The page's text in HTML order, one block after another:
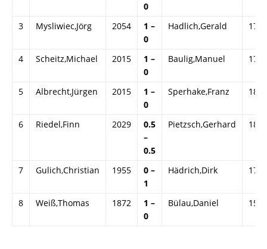
0
3 Mysliwiec,Jörg 2054
1 –
0
Hadlich,Gerald 1794
4 Scheitz,Michael 2015
1 –
0
Baulig,Manuel 1761
5 Albrecht,Jürgen 2015
1 –
0
Sperhake,Franz 1819
6 Riedel,Finn 2029
0.5
–
0.5
Pietzsch,Gerhard 1832
7 Gulich,Christian 1955
0 –
1
Hädrich,Dirk 1770
8 Weiß,Thomas 1872
1 –
0
Bülau,Daniel 1545